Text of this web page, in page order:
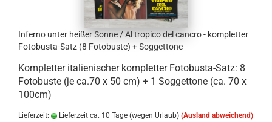
Inferno unter heißer Sonne / Al tropico del cancro - kompletter
Fotobusta-Satz (8 Fotobuste) + Soggettone
Kompletter italienischer kompletter Fotobusta-Satz: 8
Fotobuste (je ca.70 x 50 cm) + 1 Soggettone (ca. 70 x
100cm)
Lieferzeit: Lieferzeit ca. 10 Tage (wegen Urlaub) (Ausland abweichend)